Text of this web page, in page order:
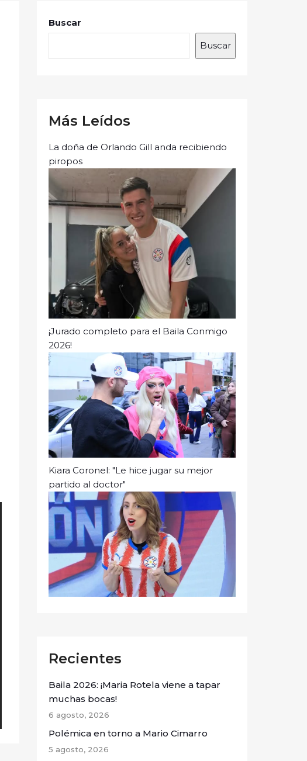
Buscar
Buscar
Más Leídos
La doña de Orlando Gill anda recibiendo
piropos
¡Jurado completo para el Baila Conmigo
2026!
Kiara Coronel: "Le hice jugar su mejor
partido al doctor"
Recientes
Baila 2026: ¡Maria Rotela viene a tapar
muchas bocas!
6 agosto, 2026
Polémica en torno a Mario Cimarro
5 agosto, 2026